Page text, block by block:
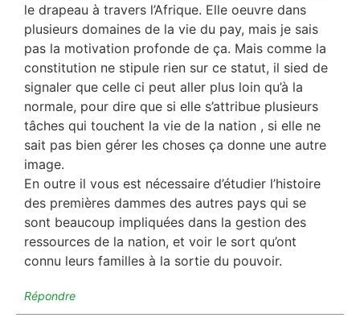
le drapeau à travers l’Afrique. Elle oeuvre dans
plusieurs domaines de la vie du pay, mais je sais
pas la motivation profonde de ça. Mais comme la
constitution ne stipule rien sur ce statut, il sied de
signaler que celle ci peut aller plus loin qu’à la
normale, pour dire que si elle s’attribue plusieurs
tâches qui touchent la vie de la nation , si elle ne
sait pas bien gérer les choses ça donne une autre
image.
En outre il vous est nécessaire d’étudier l’histoire
des premières dammes des autres pays qui se
sont beaucoup impliquées dans la gestion des
ressources de la nation, et voir le sort qu’ont
connu leurs familles à la sortie du pouvoir.
Répondre